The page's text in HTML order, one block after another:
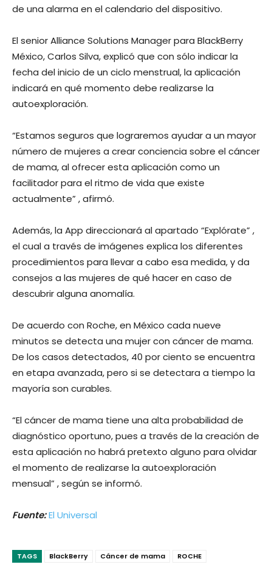
de una alarma en el calendario del dispositivo.
El senior Alliance Solutions Manager para BlackBerry
México, Carlos Silva, explicó que con sólo indicar la
fecha del inicio de un ciclo menstrual, la aplicación
indicará en qué momento debe realizarse la
autoexploración.
“Estamos seguros que lograremos ayudar a un mayor
número de mujeres a crear conciencia sobre el cáncer
de mama, al ofrecer esta aplicación como un
facilitador para el ritmo de vida que existe
actualmente” , afirmó.
Además, la App direccionará al apartado “Explórate” ,
el cual a través de imágenes explica los diferentes
procedimientos para llevar a cabo esa medida, y da
consejos a las mujeres de qué hacer en caso de
descubrir alguna anomalía.
De acuerdo con Roche, en México cada nueve
minutos se detecta una mujer con cáncer de mama.
De los casos detectados, 40 por ciento se encuentra
en etapa avanzada, pero si se detectara a tiempo la
mayoría son curables.
“El cáncer de mama tiene una alta probabilidad de
diagnóstico oportuno, pues a través de la creación de
esta aplicación no habrá pretexto alguno para olvidar
el momento de realizarse la autoexploración
mensual” , según se informó.
Fuente:El Universal
TAGS BlackBerry Cáncer de mama ROCHE